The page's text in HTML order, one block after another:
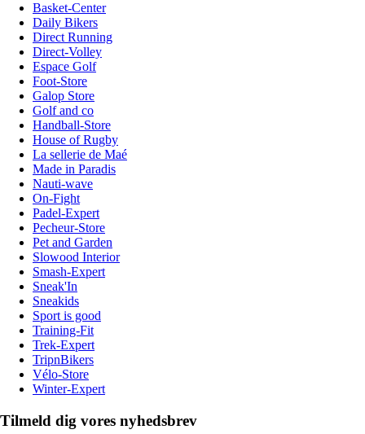
Basket-Center
Daily Bikers
Direct Running
Direct-Volley
Espace Golf
Foot-Store
Galop Store
Golf and co
Handball-Store
House of Rugby
La sellerie de Maé
Made in Paradis
Nauti-wave
On-Fight
Padel-Expert
Pecheur-Store
Pet and Garden
Slowood Interior
Smash-Expert
Sneak'In
Sneakids
Sport is good
Training-Fit
Trek-Expert
TripnBikers
Vélo-Store
Winter-Expert
Tilmeld dig vores nyhedsbrev